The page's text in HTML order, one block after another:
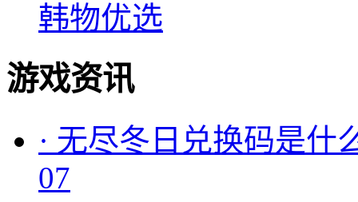
韩物优选
游戏资讯
· 无尽冬日兑换码是什
07